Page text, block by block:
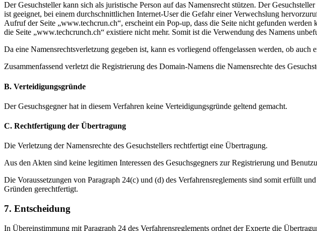
Der Gesuchsteller kann sich als juristische Person auf das Namensrecht stützen. Der
ist geeignet, bei einem durchschnittlichen Internet-User die Gefahr einer Verwechslung
Aufruf der Seite „www.techcrun.ch“, erscheint ein Pop-up, dass die Seite nicht gefunden werden
die Seite „www.techcrunch.ch“ existiere nicht mehr. Somit ist die Verwendung des Namens
Da eine Namensrechtsverletzung gegeben ist, kann es vorliegend offengelassen werden, ob auch
Zusammenfassend verletzt die Registrierung des Domain-Namens die Namensrechte des
B. Verteidigungsgründe
Der Gesuchsgegner hat in diesem Verfahren keine Verteidigungsgründe geltend gemacht.
C. Rechtfertigung der Übertragung
Die Verletzung der Namensrechte des Gesuchstellers rechtfertigt eine Übertragung.
Aus den Akten sind keine legitimen Interessen des Gesuchsgegners zur Registrierung und
Die Voraussetzungen von Paragraph 24(c) und (d) des Verfahrensreglements sind somit erfüllt
Gründen gerechtfertigt.
7. Entscheidung
In Übereinstimmung mit Paragraph 24 des Verfahrensreglements ordnet der Experte die